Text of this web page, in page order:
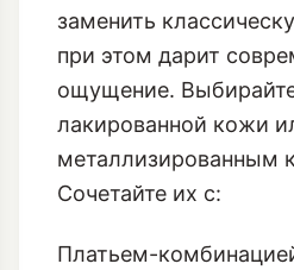
заменить
при этом дарит
ощущение.
лакированной кожи
металлизированным
Сочетайте их с:
Платьем-